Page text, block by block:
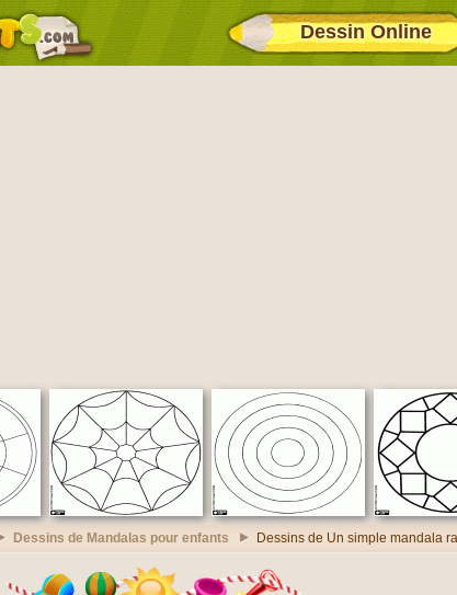
Dessin Online
Dessins de Mandalas pour enfants Dessins de Un simple mandala